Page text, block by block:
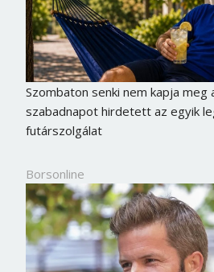
Szombaton senki nem kapja meg
szabadnapot hirdetett az egyik
futárszolgálat
Borsonline